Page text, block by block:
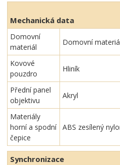
Mechanická data
Domovní
materiál
Domovní
Kovové
pouzdro
Hliník
Přední panel
objektivu
Akryl
Materiály
horní a spodní
čepice
ABS zesílený
Synchronizace